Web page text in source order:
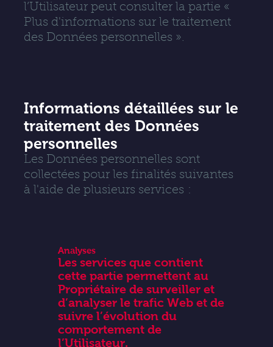
l’Utilisateur peut consulter la partie «
Plus d'informations sur le traitement
des Données personnelles ».
Informations détaillées sur le
traitement des Données
personnelles
Les Données personnelles sont
collectées pour les finalités suivantes
à l'aide de plusieurs services :
Analyses
Les services que contient
cette partie permettent au
Propriétaire de surveiller et
d’analyser le trafic Web et de
suivre l’évolution du
comportement de
l’Utilisateur.